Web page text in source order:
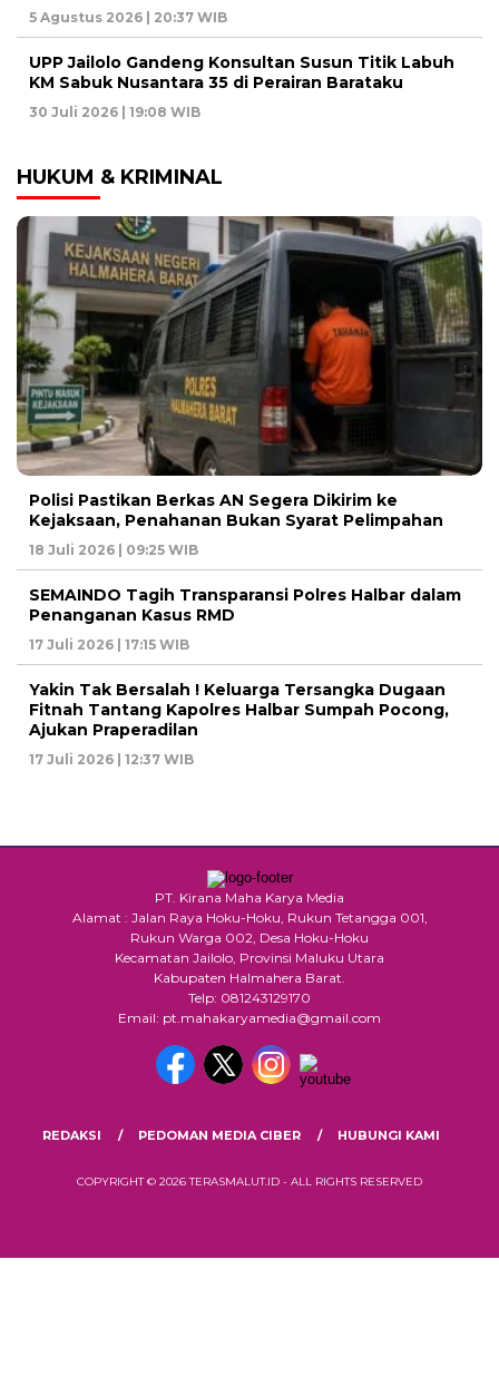
5 Agustus 2026 | 20:37 WIB
UPP Jailolo Gandeng Konsultan Susun Titik Labuh
KM Sabuk Nusantara 35 di Perairan Barataku
30 Juli 2026 | 19:08 WIB
HUKUM & KRIMINAL
Polisi Pastikan Berkas AN Segera Dikirim ke
Kejaksaan, Penahanan Bukan Syarat Pelimpahan
18 Juli 2026 | 09:25 WIB
SEMAINDO Tagih Transparansi Polres Halbar dalam
Penanganan Kasus RMD
17 Juli 2026 | 17:15 WIB
Yakin Tak Bersalah ! Keluarga Tersangka Dugaan
Fitnah Tantang Kapolres Halbar Sumpah Pocong,
Ajukan Praperadilan
17 Juli 2026 | 12:37 WIB
PT. Kirana Maha Karya Media
Alamat : Jalan Raya Hoku-Hoku, Rukun Tetangga 001,
Rukun Warga 002, Desa Hoku-Hoku
Kecamatan Jailolo, Provinsi Maluku Utara
Kabupaten Halmahera Barat.
Telp: 081243129170
Email: pt.mahakaryamedia@gmail.com
REDAKSI PEDOMAN MEDIA CIBER HUBUNGI KAMI
COPYRIGHT © 2026 TERASMALUT.ID - ALL RIGHTS RESERVED